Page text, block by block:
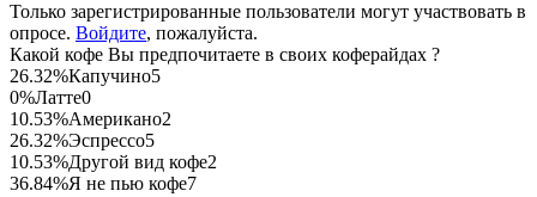
Только зарегистрированные пользователи могут участвовать в
опросе. Войдите, пожалуйста.
Какой кофе Вы предпочитаете в своих коферайдах ?
26.32%Капучино5
0%Латте0
10.53%Американо2
26.32%Эспрессо5
10.53%Другой вид кофе2
36.84%Я не пью кофе7